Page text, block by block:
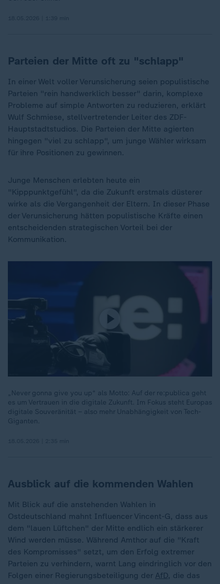
Parteien der Mitte oft zu "schlapp"
In einer Welt voller Verunsicherung seien populistische
Parteien "rein handwerklich besser" darin, komplexe
Probleme auf simple Antworten zu reduzieren, erklärt
Wulf Schmiese, stellvertretender Leiter des ZDF-
Hauptstadtstudios. Die Parteien der Mitte agierten
hingegen "viel zu schlapp", um junge Wähler wirksam
für ihre Positionen zu gewinnen.
Junge Menschen erlebten heute ein
"Kipppunktgefühl", da die Zukunft erstmals düsterer
wirke als die Vergangenheit der Eltern. In dieser Phase
der Verunsicherung hätten populistische Kräfte einen
entscheidenden strategischen Vorteil bei der
Kommunikation.
„Never gonna give you up“ als Motto: Auf der re:publica geht
es um Vertrauen in die digitale Zukunft. Im Fokus steht Europas
digitale Souveränität – also mehr Unabhängigkeit von Tech-
Giganten.
Ausblick auf die kommenden Wahlen
Mit Blick auf die anstehenden Wahlen in
Ostdeutschland mahnt Influencer Vincent-G, dass aus
dem "lauen Lüftchen" der Mitte endlich ein stärkerer
Wind werden müsse. Während Amthor auf die "Kraft
des Kompromisses" setzt, um den Erfolg extremer
Parteien zu verhindern, warnt Lang eindringlich vor den
Folgen einer Regierungsbeteiligung der AfD, die das